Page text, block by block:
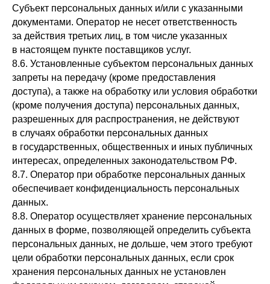
Субъект персональных данных и/или с указанными
документами. Оператор не несет ответственность
за действия третьих лиц, в том числе указанных
в настоящем пункте поставщиков услуг.
8.6. Установленные субъектом персональных данных
запреты на передачу (кроме предоставления
доступа), а также на обработку или условия обработки
(кроме получения доступа) персональных данных,
разрешенных для распространения, не действуют
в случаях обработки персональных данных
в государственных, общественных и иных публичных
интересах, определенных законодательством РФ.
8.7. Оператор при обработке персональных данных
обеспечивает конфиденциальность персональных
данных.
8.8. Оператор осуществляет хранение персональных
данных в форме, позволяющей определить субъекта
персональных данных, не дольше, чем этого требуют
цели обработки персональных данных, если срок
хранения персональных данных не установлен